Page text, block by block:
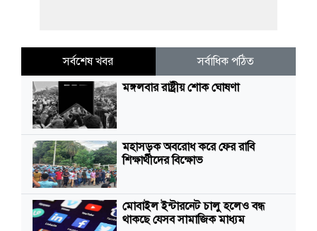
সর্বশেষ খবর
সর্বাধিক পঠিত
মঙ্গলবার রাষ্ট্রীয় শোক ঘোষণা
মহাসড়ক অবরোধ করে ফের রাবি
শিক্ষার্থীদের বিক্ষোভ
মোবাইল ইন্টারনেট চালু হলেও বন্ধ
থাকছে যেসব সামাজিক মাধ্যম